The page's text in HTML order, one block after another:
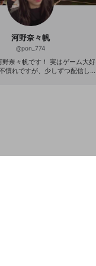
河野奈々帆
@pon_774
奈々帆です！ 実はゲーム大好
慣れですが、少しずつ配信して